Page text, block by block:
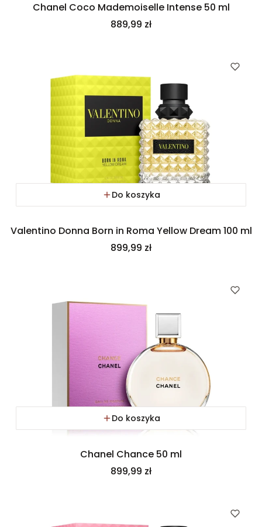
Chanel Coco Mademoiselle Intense 50 ml
Cena
889,99 zł
Do koszyka
Valentino Donna Born in Roma Yellow Dream 100 ml
Cena
899,99 zł
Do koszyka
Chanel Chance 50 ml
Cena
899,99 zł